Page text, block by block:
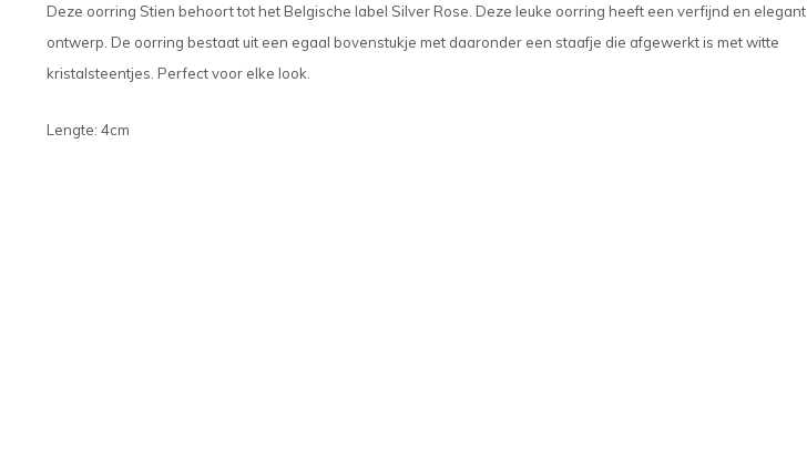
Deze oorring Stien behoort tot het Belgische label Silver Rose. Deze leuke oorring heeft een verfijnd en elegant
ontwerp. De oorring bestaat uit een egaal bovenstukje met daaronder een staafje die afgewerkt is met witte
kristalsteentjes. Perfect voor elke look.
Lengte: 4cm